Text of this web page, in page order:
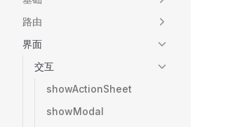
路由
界面
交互
showActionSheet
showModal